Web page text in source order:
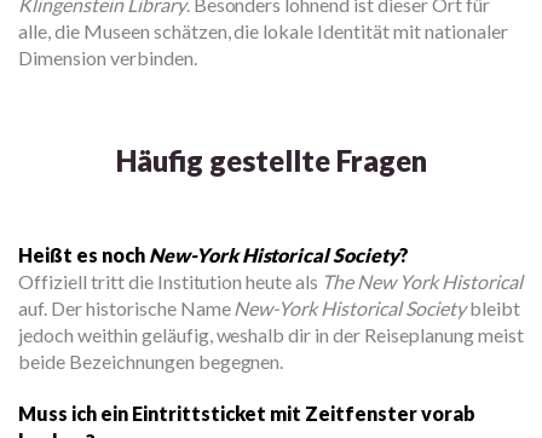
alle, die Museen schätzen, die lokale Identität mit nationaler
Dimension verbinden.
Häufig gestellte Fragen
Heißt es noch New-York Historical Society?
Offiziell tritt die Institution heute als The New York Historical
auf. Der historische Name New-York Historical Societybleibt
jedoch weithin geläufig, weshalb dir in der Reiseplanung meist
beide Bezeichnungen begegnen.
Muss ich ein Eintrittsticket mit Zeitfenster vorab